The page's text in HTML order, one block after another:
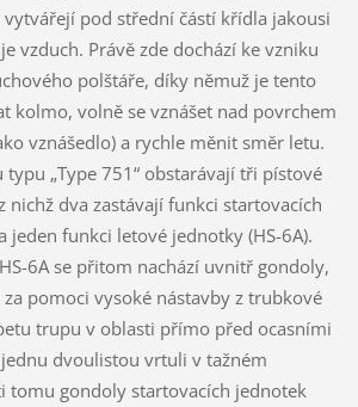
pod střední částí křídla jakousi
vzduch. Právě zde dochází ke vzniku
polštáře, díky němuž je tento
kolmo, volně se vznášet nad povrchem
vznášedlo) a rychle měnit směr letu.
„Type 751“ obstarávají tři pístové
nichž dva zastávají funkci startovacích
jeden funkci letové jednotky (HS-6A).
6A se přitom nachází uvnitř gondoly,
pomoci vysoké nástavby z trubkové
trupu v oblasti přímo před ocasními
dvoulistou vrtuli v tažném
tomu gondoly startovacích jednotek